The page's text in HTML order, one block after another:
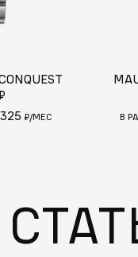
₽/МЕС В